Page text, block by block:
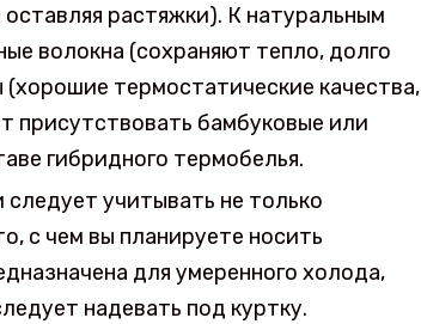
растяжки). К натуральным
волокна (сохраняют тепло, долго
термостатические качества,
присутствовать бамбуковые или
гибридного термобелья.
учитывать не только
с чем вы планируете носить
для умеренного холода,
надевать под куртку.